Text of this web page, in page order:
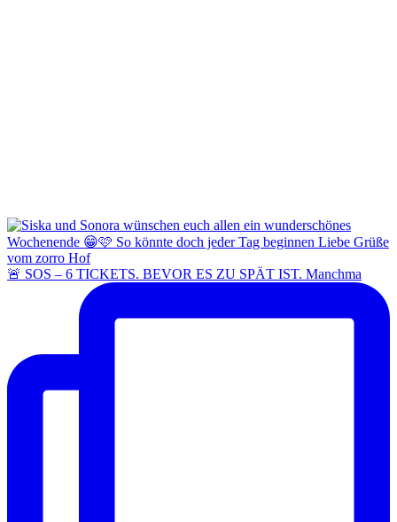
🚨 SOS – 6 TICKETS. BEVOR ES ZU SPÄT IST. Manchma